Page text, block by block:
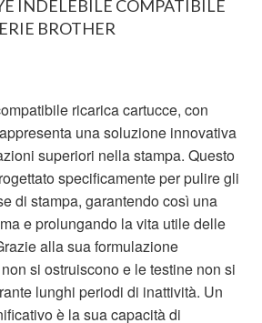
INDELEBILE COMPATIBILE
BROTHER
ricarica cartucce, con
una soluzione innovativa
superiori nella stampa. Questo
specificamente per pulire gli
di stampa, garantendo così una
e prolungando la vita utile delle
alla sua formulazione
si ostruiscono e le testine non si
lunghi periodi di inattività. Un
è la sua capacità di